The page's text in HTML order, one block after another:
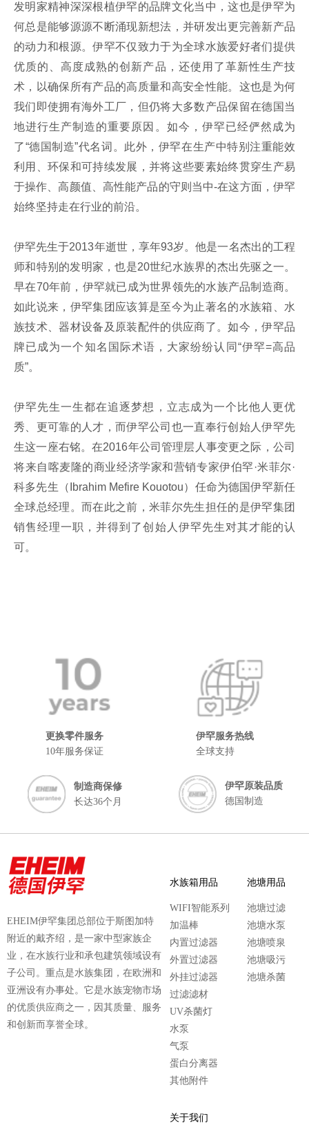
发明家精神深深根植伊罕的品牌文化当中，这也是伊罕为
何总是能够源源不断涌现新想法，并研发出更完善新产品
的动力和根源。伊罕不仅致力于为全球水族爱好者们提供
优质的、高度成熟的创新产品，还使用了革新性生产技
术，以确保所有产品的高质量和高安全性能。这也是为何
我们即使拥有海外工厂，但仍将大多数产品保留在德国当
地进行生产制造的重要原因。如今，伊罕已经俨然成为
了“德国制造”代名词。此外，伊罕在生产中特别注重能效
利用、环保和可持续发展，并将这些要素始终贯穿生产易
于操作、高颜值、高性能产品的守则当中-在这方面，伊罕
始终坚持走在行业的前沿。
伊罕先生于2013年逝世，享年93岁。他是一名杰出的工程
师和特别的发明家，也是20世纪水族界的杰出先驱之一。
早在70年前，伊罕就已成为世界领先的水族产品制造商。
如此说来，伊罕集团应该算是至今为止著名的水族箱、水
族技术、器材设备及原装配件的供应商了。如今，伊罕品
牌已成为一个知名国际术语，大家纷纷认同“伊罕=高品
质”。
伊罕先生一生都在追逐梦想，立志成为一个比他人更优
秀、更可靠的人才，而伊罕公司也一直奉行创始人伊罕先
生这一座右铭。在2016年公司管理层人事变更之际，公司
将来自喀麦隆的商业经济学家和营销专家伊伯罕·米菲尔·
科多先生（Ibrahim Mefire Kouotou）任命为德国伊罕新任
全球总经理。而在此之前，米菲尔先生担任的是伊罕集团
销售经理一职，并得到了创始人伊罕先生对其才能的认
可。
更换零件服务
10年服务保证
伊罕服务热线
全球支持
制造商保修
长达36个月
伊罕原装品质
德国制造
EHEIM伊罕集团总部位于斯图加特
附近的戴齐绍，是一家中型家族企
业，在水族行业和承包建筑领域设有
子公司。重点是水族集团，在欧洲和
亚洲设有办事处。它是水族宠物市场
的优质供应商之一，因其质量、服务
和创新而享誉全球。
水族箱用品
WIFI智能系列
加温棒
内置过滤器
外置过滤器
外挂过滤器
过滤滤材
UV杀菌灯
水泵
气泵
蛋白分离器
其他附件
池塘用品
池塘过滤
池塘水泵
池塘喷泉
池塘吸污
池塘杀菌
关于我们